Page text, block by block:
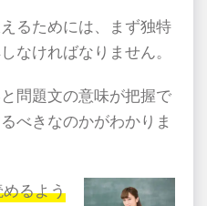
るためには、まず独特
なければなりません。
問題文の意味が把握で
べきなのかがわかりま
るよう